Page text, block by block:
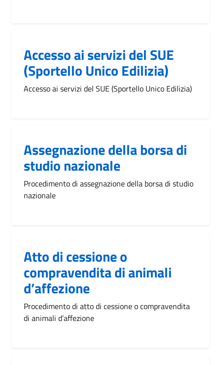
Accesso ai servizi del SUE
(Sportello Unico Edilizia)
Accesso ai servizi del SUE (Sportello Unico Edilizia)
Assegnazione della borsa di
studio nazionale
Procedimento di assegnazione della borsa di studio
nazionale
Atto di cessione o
compravendita di animali
d’affezione
Procedimento di atto di cessione o compravendita
di animali d’affezione